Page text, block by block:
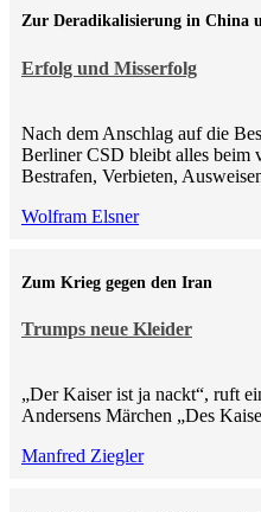
Erfolg und Misserfolg
Zur Deradikalisierung in China
Nach dem Anschlag auf die
Berliner CSD bleibt alles beim
Bestrafen, Verbieten,
Wolfram Elsner
Trumps neue Kleider
Zum Krieg gegen den Iran
„Der Kaiser ist ja nackt“, ruft
Andersens Märchen „Des
Manfred Ziegler